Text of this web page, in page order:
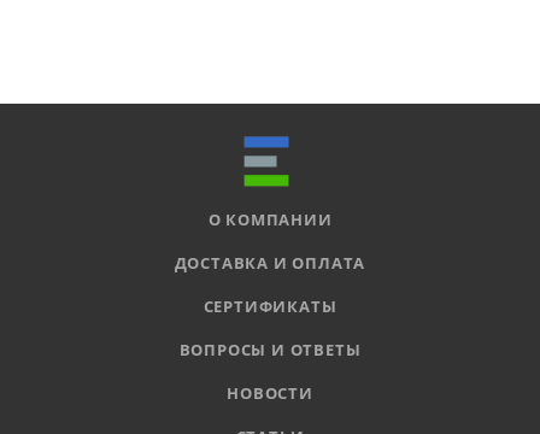
О КОМПАНИИ
ДОСТАВКА И ОПЛАТА
СЕРТИФИКАТЫ
ВОПРОСЫ И ОТВЕТЫ
НОВОСТИ